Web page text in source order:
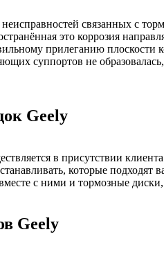
связанных с
это коррозия
прилеганию
суппортов не
Geely
в присутствии
которые
с ними и тормозные
Geely